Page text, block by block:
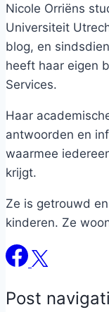
Nicole Orriëns
Universiteit
blog, en
heeft haar eigen
Services.
Haar
antwoorden en
waarmee
krijgt.
Ze is getrouwd
kinderen. Ze
Post